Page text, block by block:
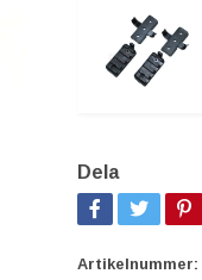
Dela
Artikelnummer: